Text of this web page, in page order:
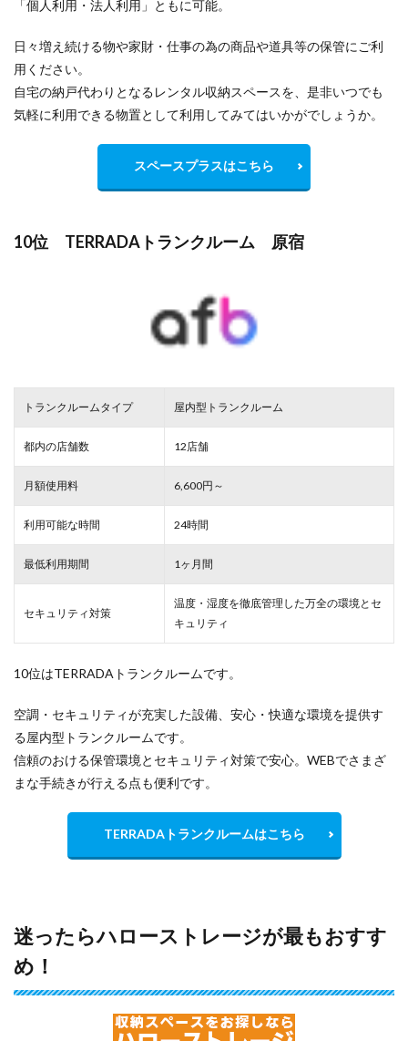
「個人利用・法人利用」ともに可能。
日々増え続ける物や家財・仕事の為の商品や道具等の保管にご利
用ください。
自宅の納戸代わりとなるレンタル収納スペースを、是非いつでも
気軽に利用できる物置として利用してみてはいかがでしょうか。
スペースプラスはこちら
10位 TERRADAトランクルーム 原宿
トランクルームタイプ 屋内型トランクルーム
都内の店舗数 12店舗
月額使用料 6,600円～
利用可能な時間 24時間
最低利用期間 1ヶ月間
セキュリティ対策
温度・湿度を徹底管理した万全の環境とセ
キュリティ
10位はTERRADAトランクルームです。
空調・セキュリティが充実した設備、安心・快適な環境を提供す
る屋内型トランクルームです。
信頼のおける保管環境とセキュリティ対策で安心。WEBでさまざ
まな手続きが行える点も便利です。
TERRADAトランクルームはこちら
迷ったらハローストレージが最もおすす
め！